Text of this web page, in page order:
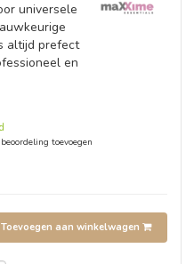
universele
altijd prefect
en
beoordeling toevoegen
Toevoegen aan winkelwagen